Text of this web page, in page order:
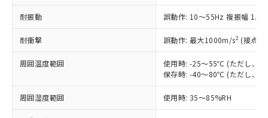
耐振動 誤動作: 10～55Hz 複振幅
耐衝撃 誤動作: 最大1000m/s2 (接点
周囲温度範囲
使用時: -25～55℃ (ただし、氷
保存時: -40～80℃ (ただし、氷
周囲湿度範囲 使用時: 35～85%RH
ムロン制御機器販売店・当社販売員に
オムロン制御機器販売店や当社販売拠
販売ネットワーク
」をご確認
在庫状況および標準価格結果を当社の
示しないようお願いします。
マイパーツ機能（部品リスト作成サー
但し、RoHS指令で産業用監視および制御機器に対する
図的な使用がないことを確認しています。
部品在庫の切り替え状況などにより、予定
DEHP(フタル酸ビス(2-エチルヘキシル)) : 1000ppm
「ｅ」：有害物質（10物質）のすべてが基
準値以下であることを示します。
「10」：通常の使用状況下において有害物
いよう必要な手段を講じます。
当社は貴社製品を、核兵器、ミサイ
ル、化学兵器、生物兵器またはその他
武器並びにこれらの製造装置等に一切
当社は、貴社製品を第三者に販売する
場合は、上記1、2および3の内容を当
該第三者に通知します。また当社は、
販売先および販売に係わる関係者が違
在庫なし(最新の在庫状況につ
いては、お客様のお取引先、ま
たはお客様担当のオムロン制御
機器販売店・当社販売員にご確
受注生産機種、また在庫状況の